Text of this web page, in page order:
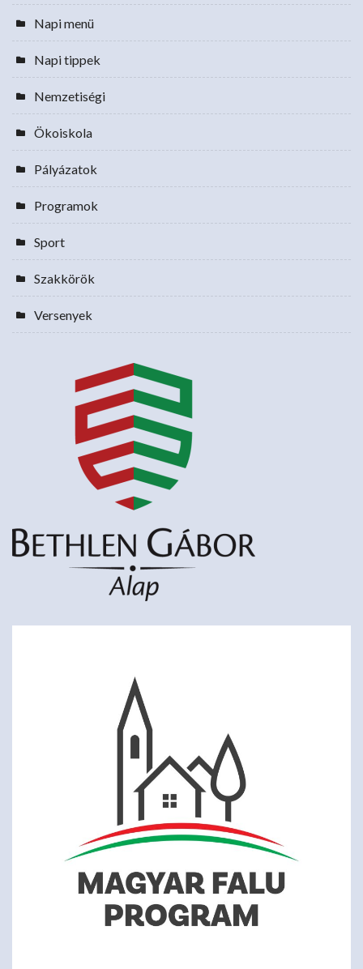
Napi menü
Napi tippek
Nemzetiségi
Ökoiskola
Pályázatok
Programok
Sport
Szakkörök
Versenyek